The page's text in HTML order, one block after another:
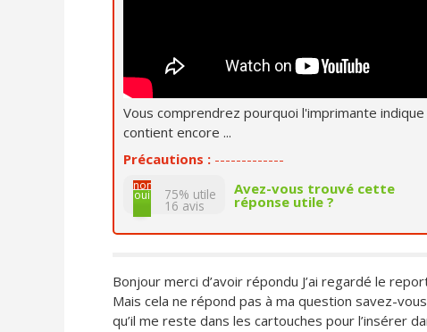
Vous comprendrez pourquoi l'imprimante
contient encore ...
Précautions : -------------
non
oui 75% utile
16 avis
Avez-vous trouvé cette
réponse utile ?
Bonjour merci d’avoir répondu J’ai regardé le
Mais cela ne répond pas à ma question savez-
qu’il me reste dans les cartouches pour l’insérer